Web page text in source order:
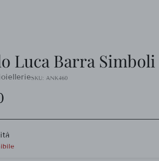
Luca Barra Simboli
SKU: ANK460